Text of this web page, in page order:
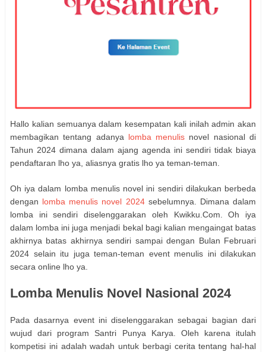
Hallo kalian semuanya dalam kesempatan kali inilah admin akan
membagikan tentang adanya lomba menulis novel nasional di
Tahun 2024 dimana dalam ajang agenda ini sendiri tidak biaya
pendaftaran lho ya, aliasnya gratis lho ya teman-teman.
Oh iya dalam lomba menulis novel ini sendiri dilakukan berbeda
dengan lomba menulis novel 2024sebelumnya. Dimana dalam
lomba ini sendiri diselenggarakan oleh Kwikku.Com. Oh iya
dalam lomba ini juga menjadi bekal bagi kalian mengaingat batas
akhirnya batas akhirnya sendiri sampai dengan Bulan Februari
2024 selain itu juga teman-teman event menulis ini dilakukan
secara online lho ya.
Lomba Menulis Novel Nasional 2024
Pada dasarnya event ini diselenggarakan sebagai bagian dari
wujud dari program Santri Punya Karya. Oleh karena itulah
kompetisi ini adalah wadah untuk berbagi cerita tentang hal-hal